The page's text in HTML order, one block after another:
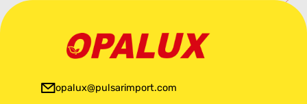
opalux@pulsarimport.com